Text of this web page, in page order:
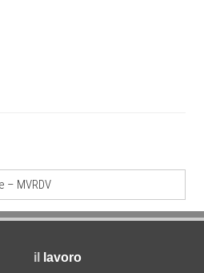
– MVRDV
il lavoro